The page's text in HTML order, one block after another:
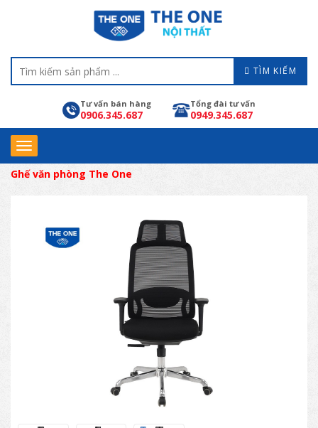
TÌM KIẾM
Tư vấn bán hàng
0906.345.687
Tổng đài tư vấn
0949.345.687
Ghế văn phòng The One